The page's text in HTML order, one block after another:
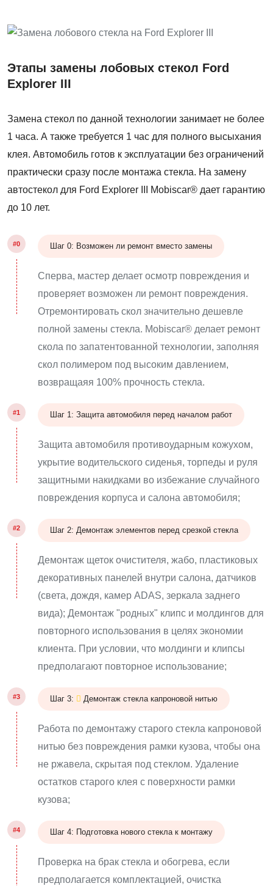
Этапы замены лобовых стекол Ford
Explorer III
Замена стекол по данной технологии занимает не более
1 часа. А также требуется 1 час для полного высыхания
клея. Автомобиль готов к эксплуатации без ограничений
практически сразу после монтажа стекла. На замену
автостекол для Ford Explorer III Mobiscar® дает гарантию
до 10 лет.
#0 Шаг 0: Возможен ли ремонт вместо замены
Сперва, мастер делает осмотр повреждения и
проверяет возможен ли ремонт повреждения.
Отремонтировать скол значительно дешевле
полной замены стекла. Mobiscar® делает ремонт
скола по запатентованной технологии, заполняя
скол полимером под высоким давлением,
возвращаяя 100% прочность стекла.
#1 Шаг 1: Защита автомобиля перед началом работ
Защита автомобиля противоударным кожухом,
укрытие водительского сиденья, торпеды и руля
защитными накидками во избежание случайного
повреждения корпуса и салона автомобиля;
#2 Шаг 2: Демонтаж элементов перед срезкой стекла
Демонтаж щеток очистителя, жабо, пластиковых
декоративных панелей внутри салона, датчиков
(света, дождя, камер ADAS, зеркала заднего
вида); Демонтаж "родных" клипс и молдингов для
повторного использования в целях экономии
клиента. При условии, что молдинги и клипсы
предполагают повторное использование;
#3 Шаг 3: Демонтаж стекла капроновой нитью
Работа по демонтажу старого стекла капроновой
нитью без повреждения рамки кузова, чтобы она
не ржавела, скрытая под стеклом. Удаление
остатков старого клея с поверхности рамки
кузова;
#4 Шаг 4: Подготовка нового стекла к монтажу
Проверка на брак стекла и обогрева, если
предполагается комплектацией, очистка